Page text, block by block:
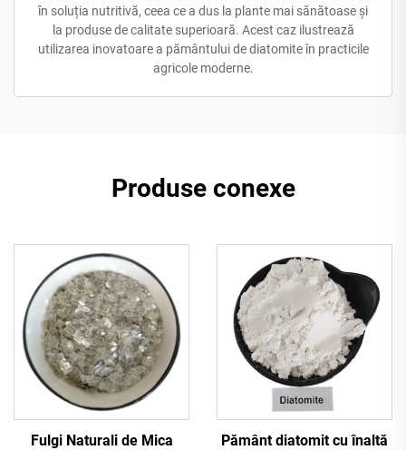
în soluția nutritivă, ceea ce a dus la plante mai sănătoase și
la produse de calitate superioară. Acest caz ilustrează
utilizarea inovatoare a pământului de diatomite în practicile
agricole moderne.
Produse conexe
Fulgi Naturali de Mica
Pământ diatomit cu înaltă